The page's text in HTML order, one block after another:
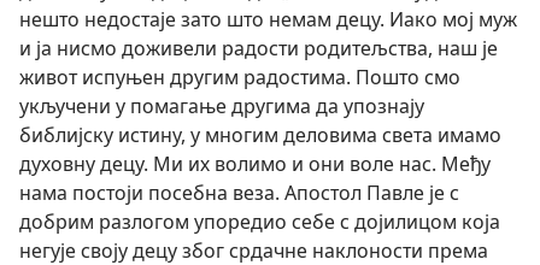
нешто недостаје зато што немам децу. Иако мој муж
и ја нисмо доживели радости родитељства, наш је
живот испуњен другим радостима. Пошто смо
укључени у помагање другима да упознају
библијску истину, у многим деловима света имамо
духовну децу. Ми их волимо и они воле нас. Међу
нама постоји посебна веза. Апостол Павле је с
добрим разлогом упоредио себе с дојилицом која
негује своју децу због срдачне наклоности према